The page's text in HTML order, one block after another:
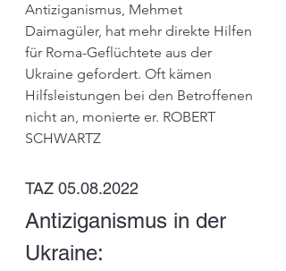
Antiziganismus, Mehmet
Daimagüler, hat mehr direkte Hilfen
für Roma-Geflüchtete aus der
Ukraine gefordert. Oft kämen
Hilfsleistungen bei den Betroffenen
nicht an, monierte er. ROBERT
SCHWARTZ
TAZ 05.08.2022
Antiziganismus in der
Ukraine: